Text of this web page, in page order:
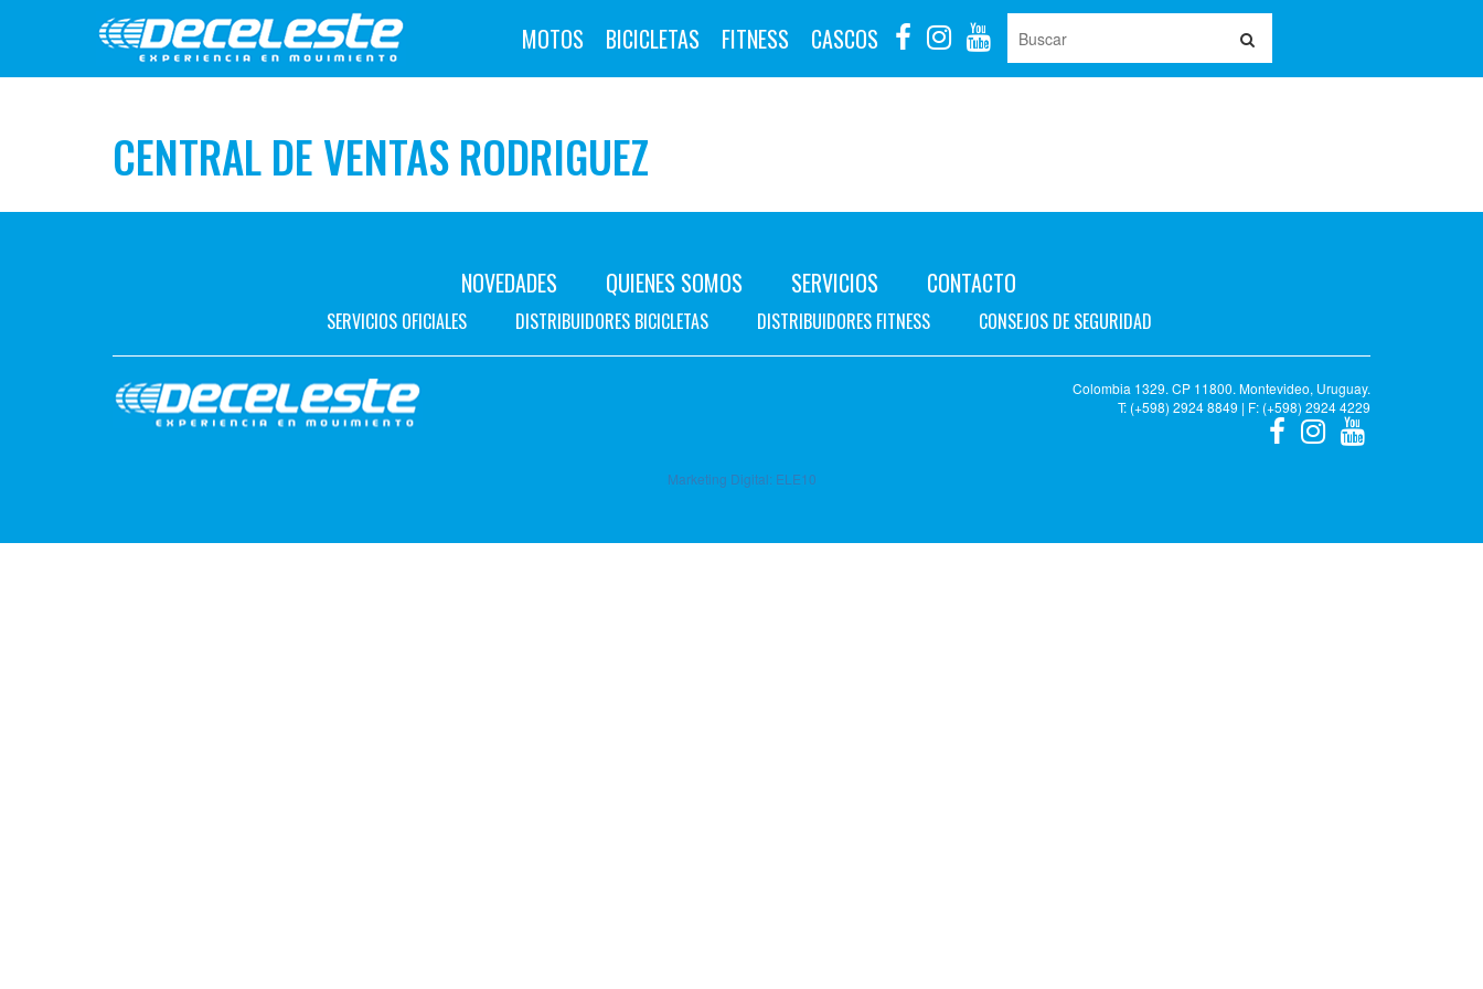
MOTOS BICICLETAS FITNESS CASCOS
CENTRAL DE VENTAS RODRIGUEZ
NOVEDADES QUIENES SOMOS SERVICIOS CONTACTO
SERVICIOS OFICIALES DISTRIBUIDORES BICICLETAS DISTRIBUIDORES FITNESS CONSEJOS DE SEGURIDAD
Colombia 1329. CP 11800. Montevideo, Uruguay.
T: (+598) 2924 8849 | F: (+598) 2924 4229
Marketing Digital: ELE10